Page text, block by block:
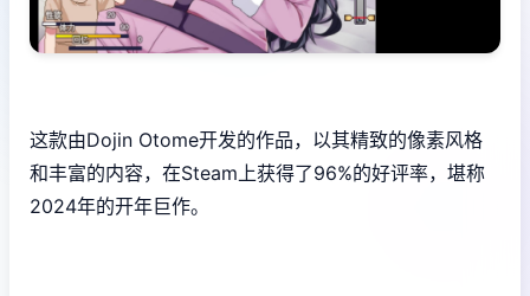
这款由Dojin Otome开发的作品，以其精致的像素风格
和丰富的内容，在Steam上获得了​​96%的好评率​​，堪称
2024年的开年巨作。